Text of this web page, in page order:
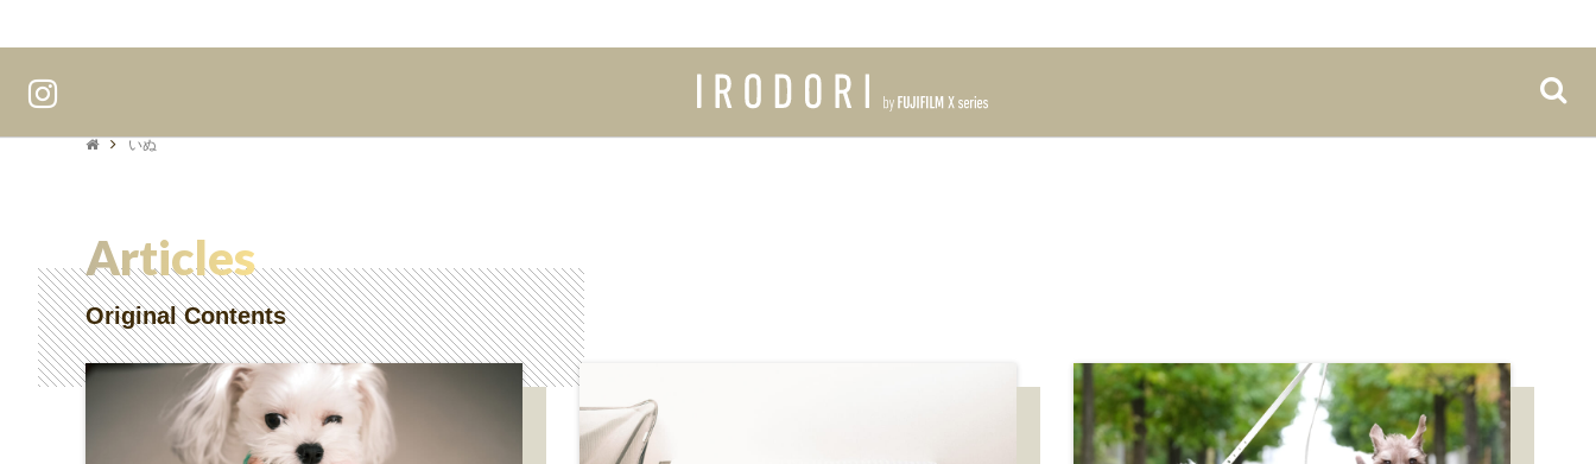
いぬ
Articles
Original Contents